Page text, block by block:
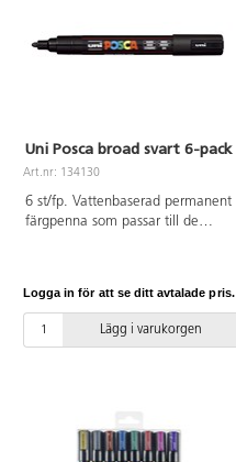
Uni Posca broad svart 6-pack
Art.nr: 134130
6 st/fp. Vattenbaserad permanent
färgpenna som passar till de
Logga in för att se ditt avtalade pris.
Lägg i varukorgen